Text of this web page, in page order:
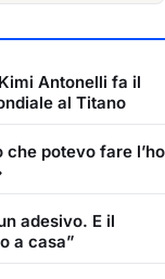
Antonelli fa il
al Titano
potevo fare l’ho
adesivo. E il
a casa”